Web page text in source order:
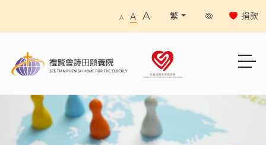
A A A 繁 捐款